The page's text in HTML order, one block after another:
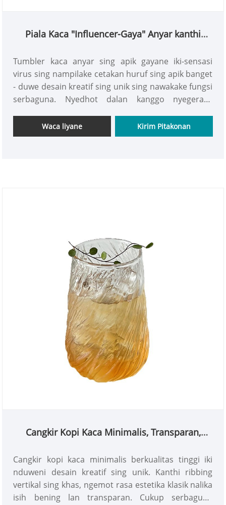
Piala Kaca "Influencer-Gaya" Anyar kanthi
Tumbler kaca anyar sing apik gayane iki-sensasi
virus sing nampilake cetakan huruf sing apik banget
- duwe desain kreatif sing unik sing nawakake fungsi
serbaguna. Nyedhot dalan kanggo nyegerake
urip, lan nyatakake dhiri sing sejati. Pamilik bisnis
diundang kanthi apik kanggo nggawe pesenan.
Waca liyane Kirim Pitakonan
Cangkir Kopi Kaca Minimalis, Transparan,
Cangkir kopi kaca minimalis berkualitas tinggi iki
nduweni desain kreatif sing unik. Kanthi ribbing
vertikal sing khas, ngemot rasa estetika klasik nalika
isih bening lan transparan. Cukup serbaguna